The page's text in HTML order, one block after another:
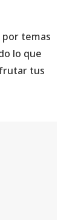
por temas
lo que
tus